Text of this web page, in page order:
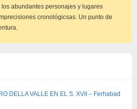
abundantes personajes y lugares
cronológicsas. Un punto de
DELLA VALLE EN EL S. XVII – Ferhabad